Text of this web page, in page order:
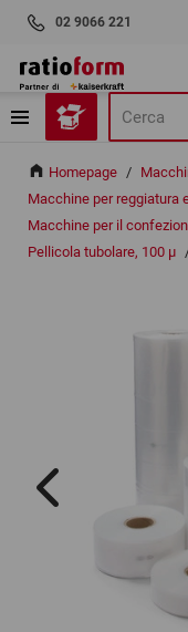
02 9066 221
Homepage /
Macchine per reggiatura
Macchine per il
Pellicola tubolare, 100 µ